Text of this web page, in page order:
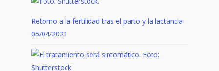
Retorno a la fertilidad tras el parto y la lactancia
05/04/2021